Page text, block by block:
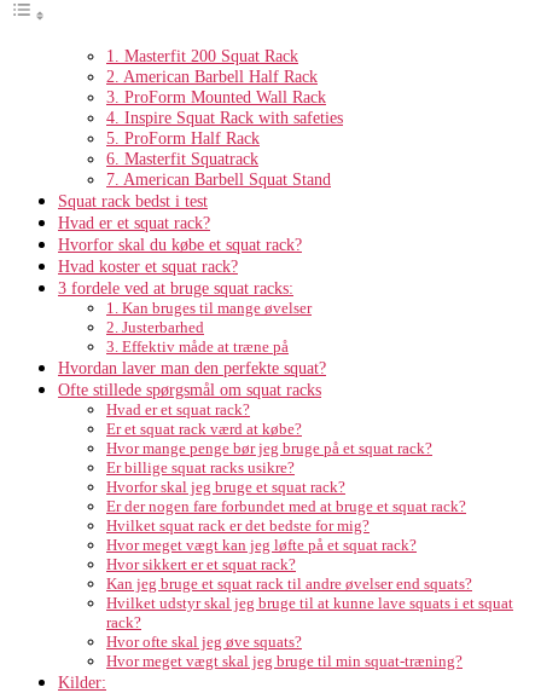
1. Masterfit 200 Squat Rack
2. American Barbell Half Rack
3. ProForm Mounted Wall Rack
4. Inspire Squat Rack with safeties
5. ProForm Half Rack
6. Masterfit Squatrack
7. American Barbell Squat Stand
Squat rack bedst i test
Hvad er et squat rack?
Hvorfor skal du købe et squat rack?
Hvad koster et squat rack?
3 fordele ved at bruge squat racks:
1. Kan bruges til mange øvelser
2. Justerbarhed
3. Effektiv måde at træne på
Hvordan laver man den perfekte squat?
Ofte stillede spørgsmål om squat racks
Hvad er et squat rack?
Er et squat rack værd at købe?
Hvor mange penge bør jeg bruge på et squat rack?
Er billige squat racks usikre?
Hvorfor skal jeg bruge et squat rack?
Er der nogen fare forbundet med at bruge et squat rack?
Hvilket squat rack er det bedste for mig?
Hvor meget vægt kan jeg løfte på et squat rack?
Hvor sikkert er et squat rack?
Kan jeg bruge et squat rack til andre øvelser end squats?
Hvilket udstyr skal jeg bruge til at kunne lave squats i et squat
rack?
Hvor ofte skal jeg øve squats?
Hvor meget vægt skal jeg bruge til min squat-træning?
Kilder: